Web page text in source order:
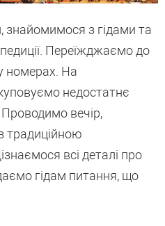
з гідами та
Переїжджаємо до
номерах. На
недостатнє
вечір,
традиційною
всі деталі про
гідам питання, що